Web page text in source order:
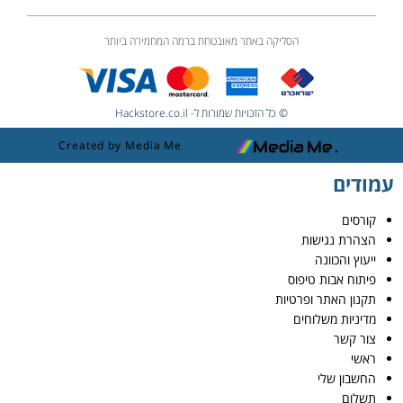
הסליקה באתר מאובטחת ברמה המחמירה ביותר
© כל הזכויות שמורות ל- Hackstore.co.il
Created by Media Me
עמודים
קורסים
הצהרת נגישות
ייעוץ והכוונה
פיתוח אבות טיפוס
תקנון האתר ופרטיות
מדיניות משלוחים
צור קשר
ראשי
החשבון שלי
תשלום